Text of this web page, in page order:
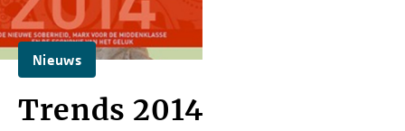
Nieuws
Trends 2014